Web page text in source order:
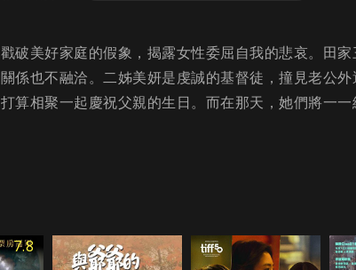
戳破美好家庭的假象，揭露女性委屈自我的悲哀。田
關係也不融洽。二姊美妍是虔誠的基督徒，撞見老公
打算相聚一起慶祝父親的生日。而在那天，她們將一一
7.8